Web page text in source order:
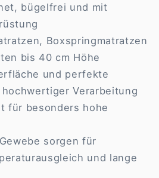
bügelfrei und mit
Boxspringmatratzen
bis 40 cm Höhe
und perfekte
hochwertiger Verarbeitung
für besonders hohe
sorgen für
und lange